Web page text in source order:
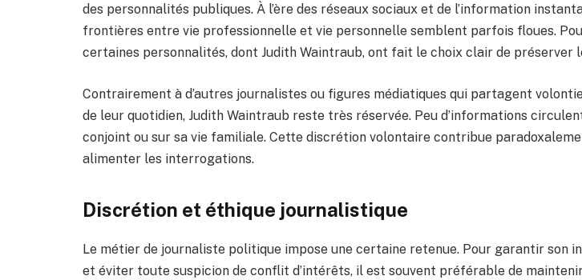
des personnalités publiques. À l’ère des réseaux sociaux et de l’information
frontières entre vie professionnelle et vie personnelle semblent parfois floues.
certaines personnalités, dont Judith Waintraub, ont fait le choix clair de préserver
Contrairement à d’autres journalistes ou figures médiatiques qui partagent
de leur quotidien, Judith Waintraub reste très réservée. Peu d’informations
conjoint ou sur sa vie familiale. Cette discrétion volontaire contribue
alimenter les interrogations.
Discrétion et éthique journalistique
Le métier de journaliste politique impose une certaine retenue. Pour garantir son
et éviter toute suspicion de conflit d’intérêts, il est souvent préférable de